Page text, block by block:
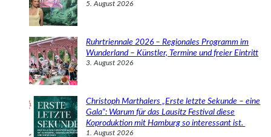
5. August 2026
Ruhrtriennale 2026 – Regionales Programm im
Wunderland – Künstler, Termine und freier Eintritt
3. August 2026
Christoph Marthalers „Erste letzte Sekunde – eine
Gala“: Warum für das Lausitz Festival diese
Koproduktion mit Hamburg so interessant ist.
1. August 2026